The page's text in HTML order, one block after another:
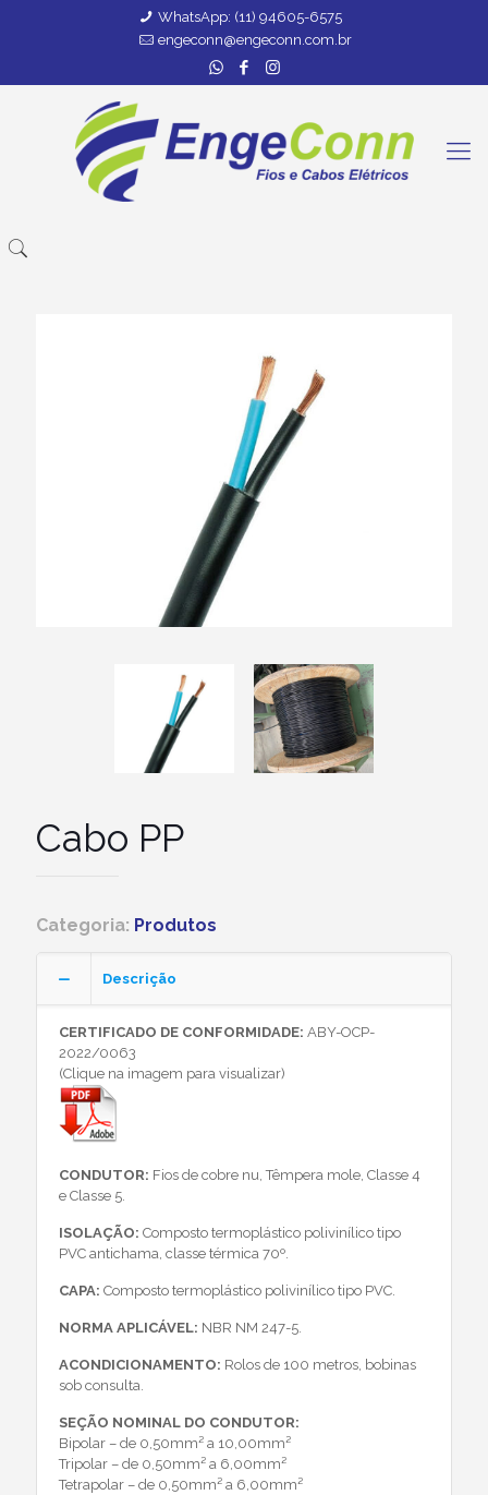
WhatsApp: (11) 94605-6575
engeconn@engeconn.com.br
Cabo PP
Categoria: Produtos
Descrição
CERTIFICADO DE CONFORMIDADE: ABY-OCP-
2022/0063
(Clique na imagem para visualizar)
CONDUTOR: Fios de cobre nu, Têmpera mole, Classe 4
e Classe 5.
ISOLAÇÃO: Composto termoplástico polivinílico tipo
PVC antichama, classe térmica 70º.
CAPA: Composto termoplástico polivinílico tipo PVC.
NORMA APLICÁVEL: NBR NM 247-5.
ACONDICIONAMENTO: Rolos de 100 metros, bobinas
sob consulta.
SEÇÃO NOMINAL DO CONDUTOR:
Bipolar – de 0,50mm² a 10,00mm²
Tripolar – de 0,50mm² a 6,00mm²
Tetrapolar – de 0,50mm² a 6,00mm²